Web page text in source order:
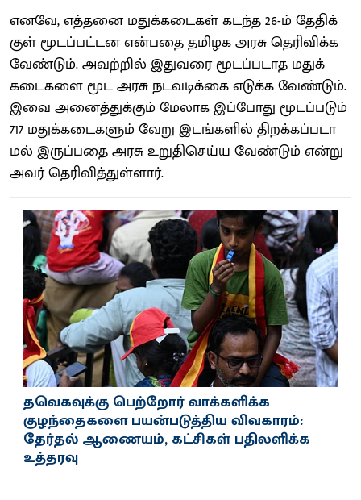
எனவே, எத்​தனை மதுக்​கடைகள் கடந்த 26-ம் தேதிக்​
குள் மூடப்​பட்டன என்​பதை தமிழக அரசு தெரிவிக்க
வேண்​டும். அவற்​றில் இது​வரை மூடப்​ப​டாத மதுக்​
கடைகளை மூட அரசு நடவடிக்கை எடுக்க வேண்​டும்.
இவை அனைத்​துக்​கும் மேலாக இப்​போது மூடப்​படும்
717 மதுக்​கடைகளும் வேறு இடங்​களில் திறக்​கப்​ப​டா​
மல் இருப்​பதை அரசு உறு​தி​செய்ய வேண்​டும் என்று
அவர் தெரி​வித்​துள்​ளார்​.
தவெகவுக்கு பெற்றோர் வாக்களிக்க
குழந்தைகளை பயன்படுத்திய விவகாரம்:
தேர்தல் ஆணையம், கட்சிகள் பதிலளிக்க
உத்தரவு